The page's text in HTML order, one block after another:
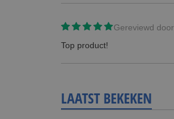
Gereviewd door
Top product!
LAATST BEKEKEN